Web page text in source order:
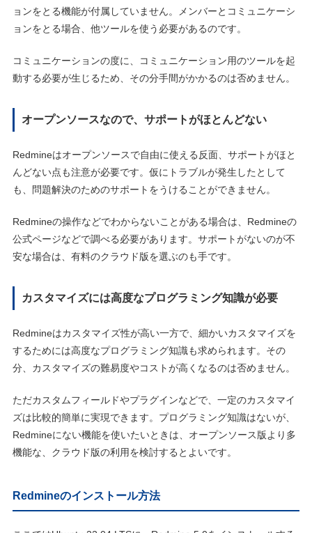
ョンをとる機能が付属していません。メンバーとコミュニケーシ
ョンをとる場合、他ツールを使う必要があるのです。
コミュニケーションの度に、コミュニケーション用のツールを起
動する必要が生じるため、その分手間がかかるのは否めません。
オープンソースなので、サポートがほとんどない
Redmineはオープンソースで自由に使える反面、サポートがほと
んどない点も注意が必要です。仮にトラブルが発生したとして
も、問題解決のためのサポートをうけることができません。
Redmineの操作などでわからないことがある場合は、Redmineの
公式ページなどで調べる必要があります。サポートがないのが不
安な場合は、有料のクラウド版を選ぶのも手です。
カスタマイズには高度なプログラミング知識が必要
Redmineはカスタマイズ性が高い一方で、細かいカスタマイズを
するためには高度なプログラミング知識も求められます。その
分、カスタマイズの難易度やコストが高くなるのは否めません。
ただカスタムフィールドやプラグインなどで、一定のカスタマイ
ズは比較的簡単に実現できます。プログラミング知識はないが、
Redmineにない機能を使いたいときは、オープンソース版より多
機能な、クラウド版の利用を検討するとよいです。
Redmineのインストール方法